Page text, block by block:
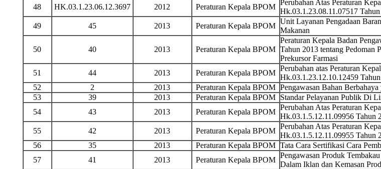
48
HK.03.1.23.06.12.3697 2012 Peraturan Kepala BPOM
Perubahan Atas Peraturan
Hk.03.1.23.08.11.07517
49 45 2013 Peraturan Kepala BPOM
Unit Layanan Pengadaan
Makanan
50 40 2013 Peraturan Kepala BPOM
Peraturan Kepala Badan
Tahun 2013 tentang Pedoman
Prekursor Farmasi
51 44 2013 Peraturan Kepala BPOM
Perubahan atas Peraturan
Hk.03.1.23.12.10.12459
52
2 2013 Peraturan Kepala BPOM Pengawasan Bahan
53
39 2013 Peraturan Kepala BPOM Standar Pelayanan Publik Di
54
43 2013 Peraturan Kepala BPOM
Perubahan Atas Peraturan
Hk.03.1.5.12.11.09956 Tahun
55 42 2013 Peraturan Kepala BPOM
Perubahan Atas Peraturan
Hk.03.1.5.12.11.09955 Tahun
56
35 2013 Peraturan Kepala BPOM Tata Cara Sertifikasi Cara
57
41 2013 Peraturan Kepala BPOM
Pengawasan Produk
Dalam Iklan dan Kemasan